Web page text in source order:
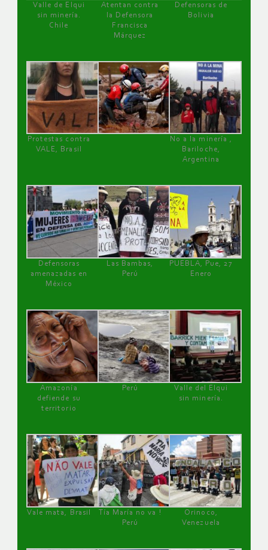
Valle de Elqui
sin minería.
Chile
Atentan contra
la Defensora
Francisca
Márquez
Defensoras de
Bolivia
Protestas contra
VALE, Brasil
No a la minería ,
Bariloche,
Argentina
Defensoras
amenazadas en
México
Las Bambas,
Perú
PUEBLA, Pue, 27
Enero
Amazonía
defiende su
territorio
Perú
Valle del Elqui
sin minería.
Vale mata, Brasil
Tía María no va !
Perú
Orinoco,
Venezuela